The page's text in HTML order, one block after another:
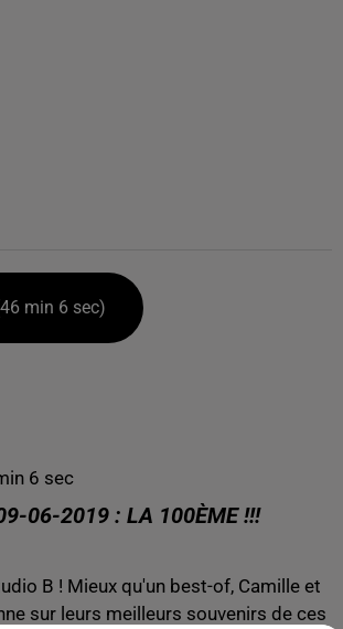
min 6 sec)
6 sec
06-2019 : LA 100ÈME !!!
B ! Mieux qu'un best-of, Camille et
sur leurs meilleurs souvenirs de ces